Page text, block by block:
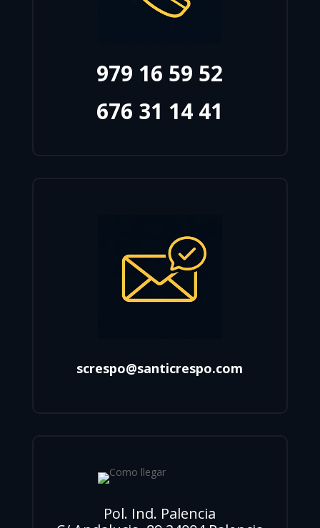
979 16 59 52
676 31 14 41
screspo@santicrespo.com
Pol. Ind. Palencia